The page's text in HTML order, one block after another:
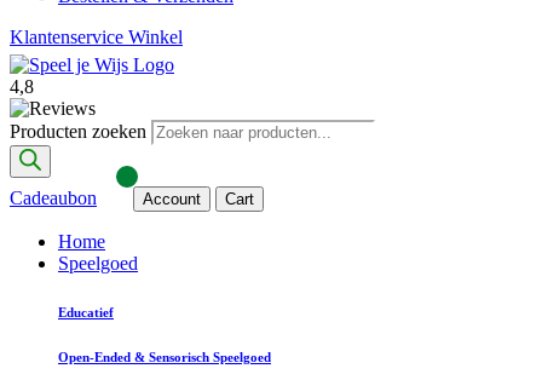
Klantenservice Winkel
4,8
Producten zoeken
Cadeaubon Account Cart
Home
Speelgoed
Educatief
Open-Ended & Sensorisch Speelgoed